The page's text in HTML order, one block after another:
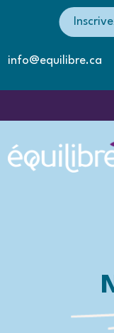
info@equilibre.ca